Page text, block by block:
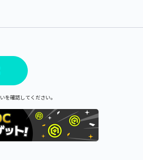
を確認してください。